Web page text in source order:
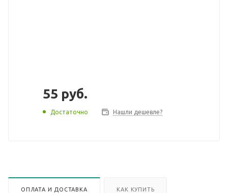
55 руб.
Достаточно Нашли дешевле?
ОПЛАТА И ДОСТАВКА КАК КУПИТЬ